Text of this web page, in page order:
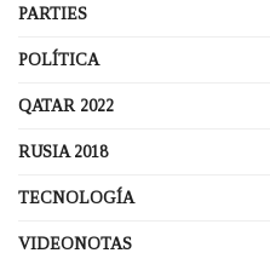
PARTIES
POLÍTICA
QATAR 2022
RUSIA 2018
TECNOLOGÍA
VIDEONOTAS